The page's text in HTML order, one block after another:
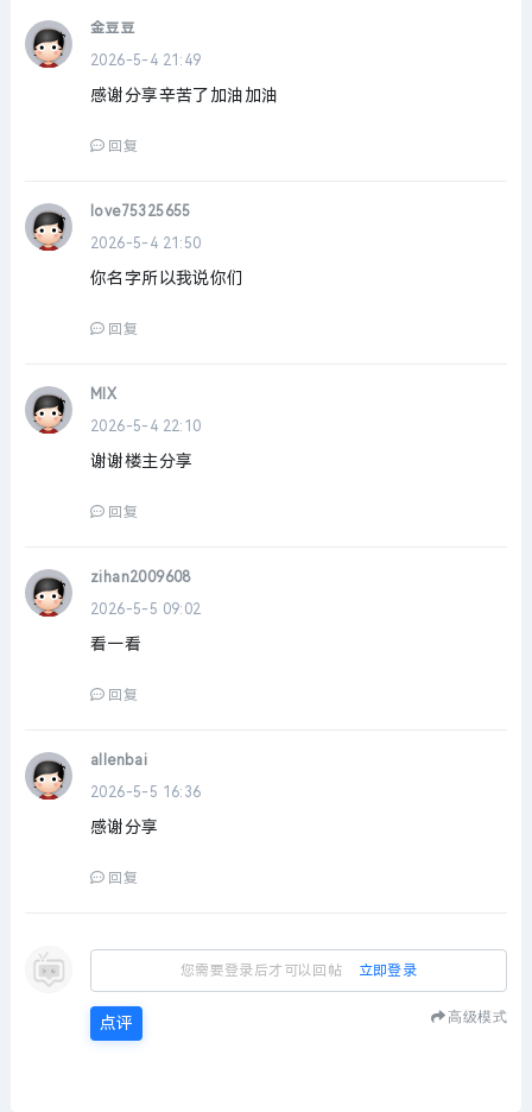
金豆豆
2026-5-4 21:49
感谢分享辛苦了加油加油
回复
love75325655
2026-5-4 21:50
你名字所以我说你们
回复
MIX
2026-5-4 22:10
谢谢楼主分享
回复
zihan2009608
2026-5-5 09:02
看一看
回复
allenbai
2026-5-5 16:36
感谢分享
回复
您需要登录后才可以回帖 立即登录
点评 高级模式